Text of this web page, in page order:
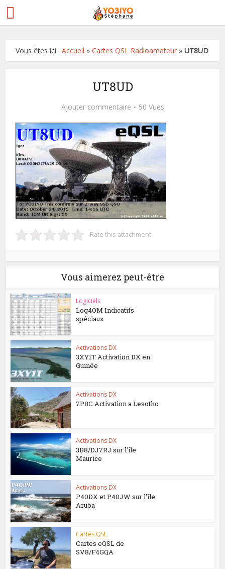
Vous êtes ici :Accueil »Cartes QSL Radioamateur »UT8UD
UT8UD
Ajouter commentaire 50 Vues
Rate this attachment
Vous aimerez peut-être
Logiciels
Log4OM Indicatifs
spéciaux
Activations DX
3XY1T Activation DX en
Guinée
Activations DX
7P8C Activation a Lesotho
Activations DX
3B8/DJ7RJ sur l’île
Maurice
Activations DX
P40DX et P40JW sur l’île
Aruba
Cartes QSL
Cartes eQSL de
SV8/F4GQA